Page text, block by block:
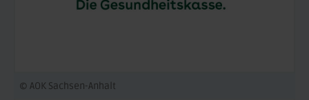
© AOK Sachsen-Anhalt